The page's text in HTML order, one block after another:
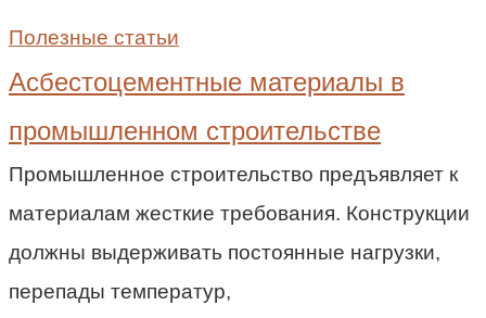
Полезные статьи
Асбестоцементные материалы в
промышленном строительстве
Промышленное строительство предъявляет к
материалам жесткие требования. Конструкции
должны выдерживать постоянные нагрузки,
перепады температур,